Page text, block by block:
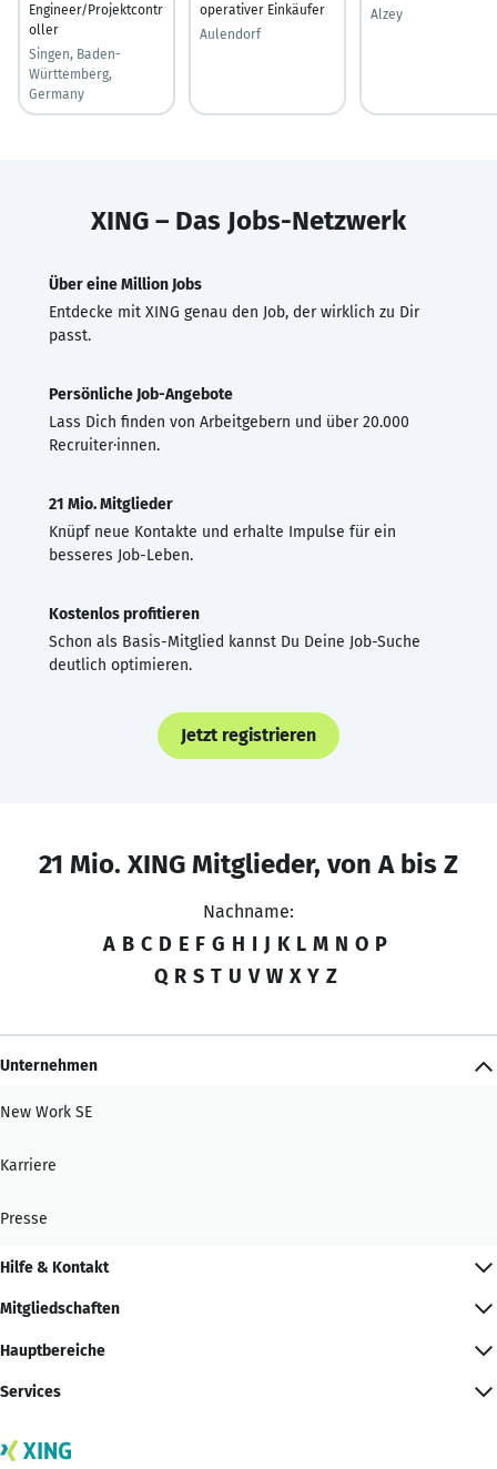
Engineer/Projektcontr
oller
Singen, Baden-
Württemberg,
Germany
operativer Einkäufer
Aulendorf
Alzey
XING – Das Jobs-Netzwerk
Über eine Million Jobs
Entdecke mit XING genau den Job, der wirklich zu Dir
passt.
Persönliche Job-Angebote
Lass Dich finden von Arbeitgebern und über 20.000
Recruiter·innen.
21 Mio. Mitglieder
Knüpf neue Kontakte und erhalte Impulse für ein
besseres Job-Leben.
Kostenlos profitieren
Schon als Basis-Mitglied kannst Du Deine Job-Suche
deutlich optimieren.
Jetzt registrieren
21 Mio. XING Mitglieder, von A bis Z
Nachname:
A B C D E F G H I J K L M N O P
Q R S T U V W X Y Z
Unternehmen
New Work SE
Karriere
Presse
Hilfe & Kontakt
Mitgliedschaften
Hauptbereiche
Services